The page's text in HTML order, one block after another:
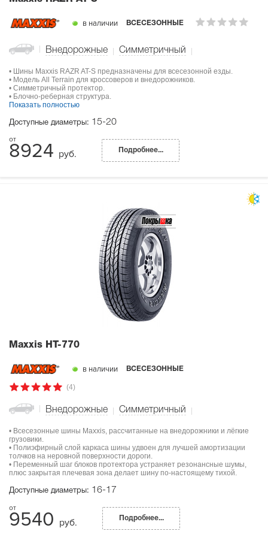
в наличии ВСЕСЕЗОННЫЕ
Внедорожные Симметричный
• Шины Maxxis RAZR AT-S предназначены для всесезонной езды.
• Модель All Terrain для кроссоверов и внедорожников.
• Симметричный протектор.
• Блочно-реберная структура.
Показать полностью
Доступные диаметры: 15-20
8924 руб. Подробнее...
Maxxis HT-770
в наличии ВСЕСЕЗОННЫЕ
(4)
Внедорожные Симметричный
• Всесезонные шины Maxxis, рассчитанные на внедорожники и лёгкие
грузовики.
• Полиэфирный слой каркаса шины удвоен для лучшей амортизации
толчков на неровной поверхности дороги.
• Переменный шаг блоков протектора устраняет резонансные шумы,
плюс закрытая плечевая зона делает шину по-настоящему тихой.
Доступные диаметры: 16-17
9540 руб. Подробнее...